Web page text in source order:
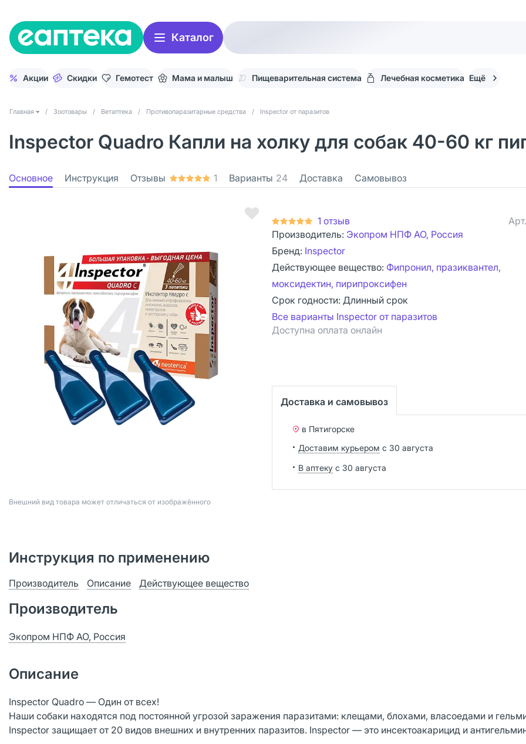
Каталог
Акции Скидки Гемотест Мама и малыш Пищеварительная система Лечебная косметика Ещё
Главная / Зоотовары / Ветаптека / Противопаразитарные средства / Inspector от паразитов
Inspector Quadro Капли на холку для собак 40-60 кг
Основное Инструкция Отзывы 1 Варианты 24 Доставка Самовывоз
Bнешний вид товара может отличаться от изображённого
1 отзыв
Производитель: Экопром НПФ АО, Россия
Бренд: Inspector
Действующее вещество: Фипронил, празиквантел,
моксидектин, пирипроксифен
Срок годности: Длинный срок
Все варианты Inspector от паразитов
Доступна оплата онлайн
Доставка и самовывоз
в Пятигорске
Доставим курьером с 30 августа
В аптеку с 30 августа
Инструкция по применению
Производитель Описание Действующее вещество
Производитель
Экопром НПФ АО, Россия
Описание
Inspector Quadro — Один от всех!
Наши cобаки находятся под постоянной угрозой заражения паразитами: клещами, блохами, власоедами и
Inspector защищает от 20 видов внешних и внутренних паразитов. Inspector — это инсектоакарицид и